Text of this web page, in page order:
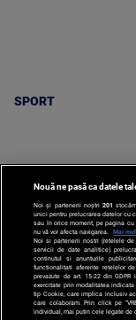
SPORT
SPORT
Nouă ne pasă ca datele
Noi și partenerii noștri 201
unici pentru prelucrarea datelor cu
sau în orice moment, pe pagina
nu vă vor afecta navigarea.
Mai
Noi si partenerii nostri (retelele
servicii de date analitice)
continutul si anunturile
functionalitati aferente retelelor
prevazute de art. 15-22 din
exercitate prin modalitatea indicata
tip Cookie, care implica inclusiv
care colaboram. Prin click pe
individual, mai putin cele legate de